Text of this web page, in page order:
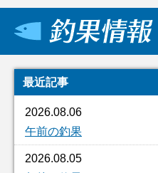
最近記事
2026.08.06
午前の釣果
2026.08.05